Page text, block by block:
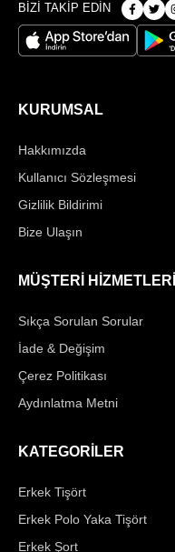
BİZİ TAKİP EDİN
KURUMSAL
Hakkımızda
Kullanıcı Sözleşmesi
Gizlilik Bildirimi
Bize Ulaşın
MÜŞTERİ HİZMETLERİ
Sıkça Sorulan Sorular
İade & Değişim
Çerez Politikası
Aydınlatma Metni
KATEGORİLER
Erkek Tişört
Erkek Polo Yaka Tişört
Erkek Şort